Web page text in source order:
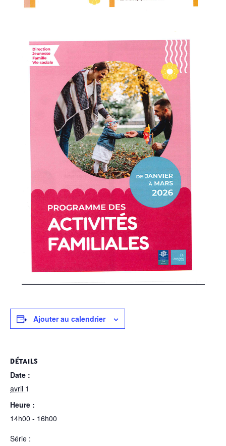
Ajouter au calendrier
DÉTAILS
Date :
avril 1
Heure :
14h00 - 16h00
Série :